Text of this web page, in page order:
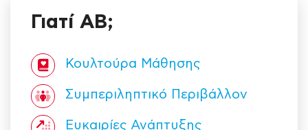
Γιατί ΑΒ;
Κουλτούρα Mάθησης
Συμπεριληπτικό Περιβάλλον
Ευκαιρίες Ανάπτυξης